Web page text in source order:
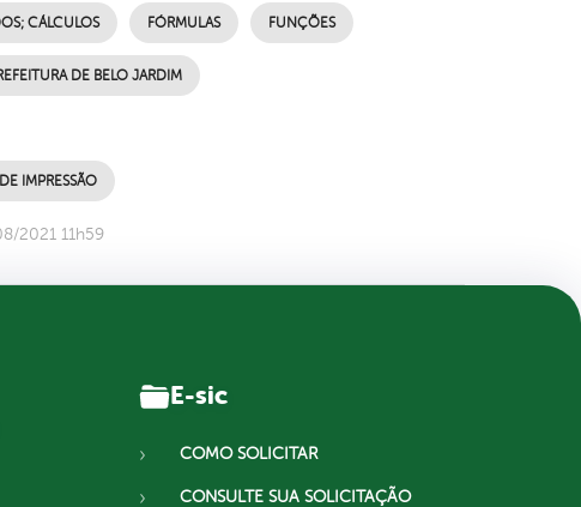
CÁLCULOS FÓRMULAS FUNÇÕES
DE BELO JARDIM
IMPRESSÃO
2021 11h59
E-sic
COMO SOLICITAR
CONSULTE SUA SOLICITAÇÃO